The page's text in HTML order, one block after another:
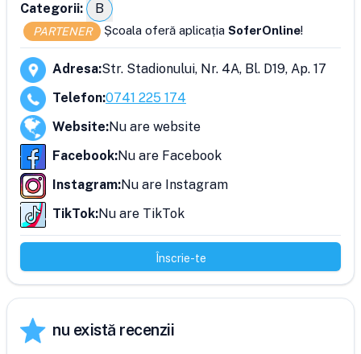
Categorii: B
PARTENER Școala oferă aplicația SoferOnline!
Adresa:Str. Stadionului, Nr. 4A, Bl. D19, Ap. 17
Telefon:0741 225 174
Website:Nu are website
Facebook:Nu are Facebook
Instagram:Nu are Instagram
TikTok:Nu are TikTok
Înscrie-te
nu există recenzii